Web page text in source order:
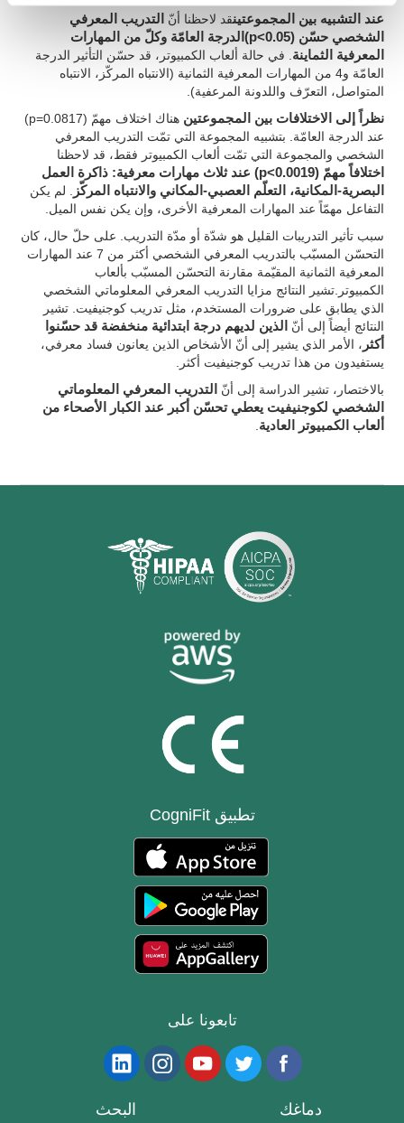
عند التشبيه بين المجموعتينقد لاحظنا أنّ
التدريب المعرفي
الشخصي حسّن (p<0.05)الدرجة العامّة وكلّ من المهارات
المعرفية الثماينة . في حالة ألعاب الكمبيوتر، قد حسّن التأثير الدرجة
العامّة و4 من المهارات المعرفية الثمانية (الانتباه المركّز، الانتباه
المتواصل، التعرّف واللدونة المرعفية).
نظراً إلى الاختلافات بين المجموعتين
هناك اختلاف مهمّ (p=0.0817)
عند الدرجة العامّة. بتشبيه المجموعة التي تمّت التدريب المعرفي
الشخصي والمجموعة التي تمّت ألعاب الكمبيوتر فقط، قد لاحظنا
اختلافاً مهمّ (p<0.0019) عند ثلاث مهارات معرفية: ذاكرة العمل
البصرية-المكانية، التعلّم العصبي-المكاني والانتباه المركّز
. لم يكن
التفاعل مهمّاً عند المهارات المعرفية الأخرى، وإن يكن نفس الميل.
سبب تأثير التدريبات القليل هو شدّة أو مدّة التدريب. على حلّ حال، كان
التحسّن المسبّب بالتدريب المعرفي الشخصي أكثر من 7 عند المهارات
المعرفية الثمانية المقيّمة مقارنة التحسّن المسبّب بألعاب
الكمبيوتر.تشير النتائج مزايا التدريب المعرفي المعلوماتي الشخصي
الذي يطابق على ضرورات المستخدم، مثل تدريب كوجنيفيت. تشير
النتائج أيضاً إلى أنّ
الذين لديهم درجة ابتدائية منخفضة قد حسّنوا
أكثر ، الأمر الذي يشير إلى أنّ الأشخاص الذين يعانون فساد معرفي،
يستفيدون من هذا تدريب كوجنيفيت أكثر.
بالاختصار، تشير الدراسة إلى أنّ
التدريب المعرفي المعلوماتي
الشخصي لكوجنيفيت يعطي تحسّن أكبر عند الكبار الأصحاء من
ألعاب الكمبيوتر العادية
تطبيق CogniFit
تابعونا على
دماغك البحث